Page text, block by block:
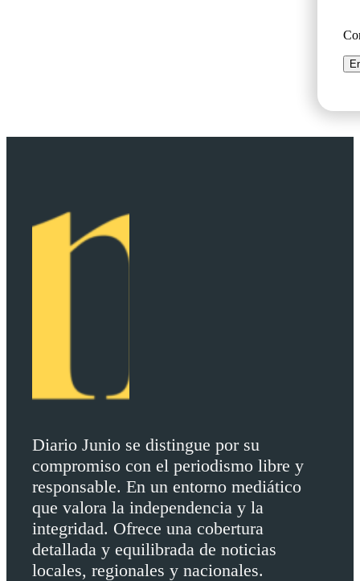
Diario Junio se distingue por su
compromiso con el periodismo libre y
responsable. En un entorno mediático
que valora la independencia y la
integridad. Ofrece una cobertura
detallada y equilibrada de noticias
locales, regionales y nacionales.